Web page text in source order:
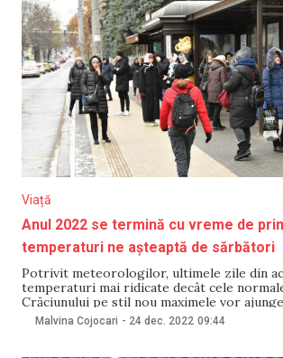
Viață
Anul 2022 se termină cu vreme de
temperaturi ne așteaptă de sărbători
Potrivit meteorologilor, ultimele zile din
temperaturi mai ridicate decât cele
Crăciunului pe stil nou maximele vor
Celsius, iar de Revelion meteorologii
precipitaţii sub formă de ploi în nordul şi
Malvina Cojocari - 24 dec. 2022 09:44